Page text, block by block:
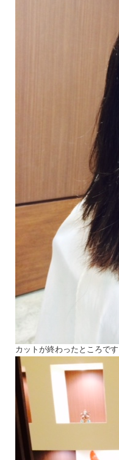
カットが終わったところで